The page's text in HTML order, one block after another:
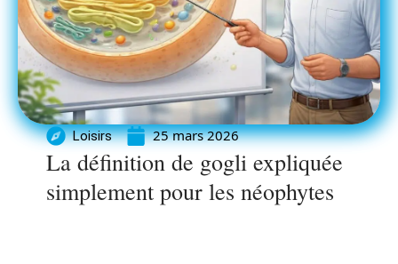
Loisirs 25 mars 2026
La définition de gogli expliquée
simplement pour les néophytes